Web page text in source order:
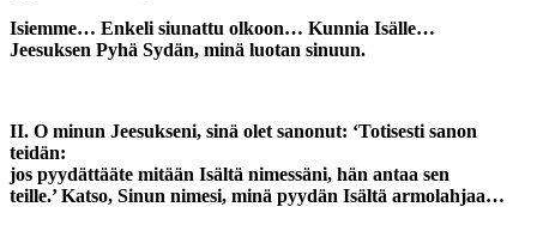
Isiemme… Enkeli siunattu olkoon… Kunnia Isälle…
Jeesuksen Pyhä Sydän, minä luotan sinuun.
II. O minun Jeesukseni, sinä olet sanonut: ‘Totisesti sanon
teidän:
jos pyydättääte mitään Isältä nimessäni, hän antaa sen
teille.’ Katso, Sinun nimesi, minä pyydän Isältä armolahjaa…